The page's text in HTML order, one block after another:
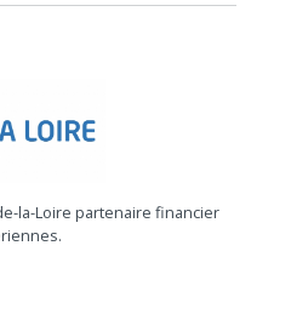
la-Loire partenaire financier